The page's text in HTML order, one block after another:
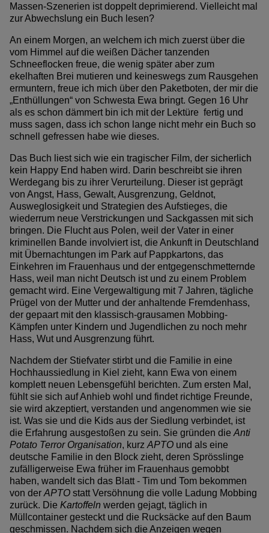
Massen-Szenerien ist doppelt deprimierend. Vielleicht mal
zur Abwechslung ein Buch lesen?
An einem Morgen, an welchem ich mich zuerst über die
vom Himmel auf die weißen Dächer tanzenden
Schneeflocken freue, die wenig später aber zum
ekelhaften Brei mutieren und keineswegs zum Rausgehen
ermuntern, freue ich mich über den Paketboten, der mir die
„Enthüllungen“ von Schwesta Ewa bringt. Gegen 16 Uhr
als es schon dämmert bin ich mit der Lektüre fertig und
muss sagen, dass ich schon lange nicht mehr ein Buch so
schnell gefressen habe wie dieses.
Das Buch liest sich wie ein tragischer Film, der sicherlich
kein Happy End haben wird. Darin beschreibt sie ihren
Werdegang bis zu ihrer Verurteilung. Dieser ist geprägt
von Angst, Hass, Gewalt, Ausgrenzung, Geldnot,
Ausweglosigkeit und Strategien des Aufstieges, die
wiederrum neue Verstrickungen und Sackgassen mit sich
bringen. Die Flucht aus Polen, weil der Vater in einer
kriminellen Bande involviert ist, die Ankunft in Deutschland
mit Übernachtungen im Park auf Pappkartons, das
Einkehren im Frauenhaus und der entgegenschmetternde
Hass, weil man nicht Deutsch ist und zu einem Problem
gemacht wird. Eine Vergewaltigung mit 7 Jahren, tägliche
Prügel von der Mutter und der anhaltende Fremdenhass,
der gepaart mit den klassisch-grausamen Mobbing-
Kämpfen unter Kindern und Jugendlichen zu noch mehr
Hass, Wut und Ausgrenzung führt.
Nachdem der Stiefvater stirbt und die Familie in eine
Hochhaussiedlung in Kiel zieht, kann Ewa von einem
komplett neuen Lebensgefühl berichten. Zum ersten Mal,
fühlt sie sich auf Anhieb wohl und findet richtige Freunde,
sie wird akzeptiert, verstanden und angenommen wie sie
ist. Was sie und die Kids aus der Siedlung verbindet, ist
die Erfahrung ausgestoßen zu sein. Sie gründen die Anti
Potato Terror Organisation, kurz APTO und als eine
deutsche Familie in den Block zieht, deren Sprösslinge
zufälligerweise Ewa früher im Frauenhaus gemobbt
haben, wandelt sich das Blatt - Tim und Tom bekommen
von der APTO statt Versöhnung die volle Ladung Mobbing
zurück. Die Kartoffeln werden gejagt, täglich in
Müllcontainer gesteckt und die Rucksäcke auf den Baum
geschmissen. Nachdem sich die Anzeigen wegen